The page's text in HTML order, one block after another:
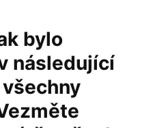
bylo
následující